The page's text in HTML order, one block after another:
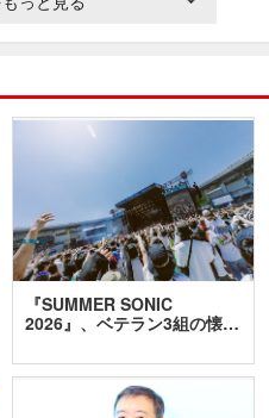
『SUMMER SONIC
2026』、ベテラン3組の懐…